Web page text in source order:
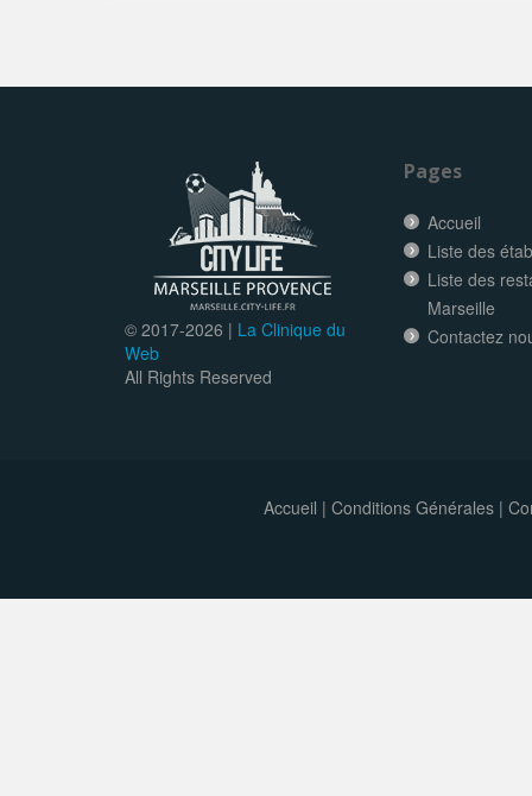
© 2017-2026 | La Clinique du
Web
All Rights Reserved
Pages
Accueil
Liste des
Liste des
Marseille
Contactez
Accueil | Conditions Générales|